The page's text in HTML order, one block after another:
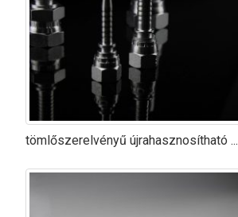
tömlőszerelvényű újrahasznosítható ...